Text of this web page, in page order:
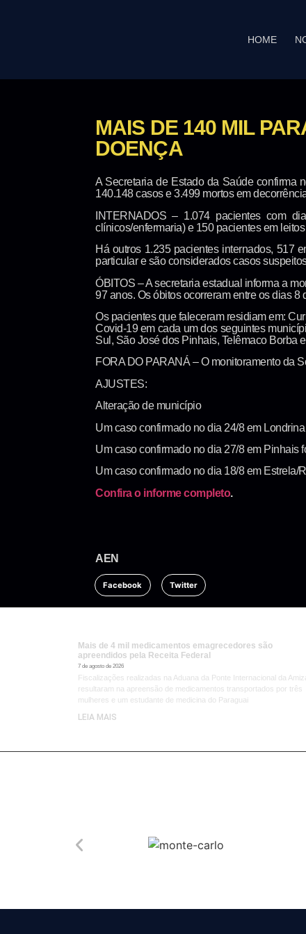
HOME
MAIS DE 140 MIL
DOENÇA
A Secretaria de Estado da Saúde confirma
140.148 casos e 3.499 mortos em
INTERNADOS – 1.074 pacientes com
clínicos/enfermaria) e 150 pacientes em
Há outros 1.235 pacientes internados, 517
particular e são considerados casos
ÓBITOS – A secretaria estadual informa a
97 anos. Os óbitos ocorreram entre os dias 8
Os pacientes que faleceram residiam em:
Covid-19 em cada um dos seguintes
Sul, São José dos Pinhais, Telêmaco Borba
FORA DO PARANÁ – O monitoramento da
AJUSTES:
Alteração de município
Um caso confirmado no dia 24/8 em
Um caso confirmado no dia 27/8 em Pinhais
Um caso confirmado no dia 18/8 em Estrela/
Confira o informe completo.
AEN
Facebook Twitter
Mais de 4 mil medicamentos emagrecedores são
apreendidos pela Receita Federal
7 de agosto de 2026
Fiscalizações realizadas na Aduana da Ponte Internacional da
resultaram na apreensão de medicamentos transportados por três
mulheres e um estudante de medicina do Paraguai
LEIA MAIS